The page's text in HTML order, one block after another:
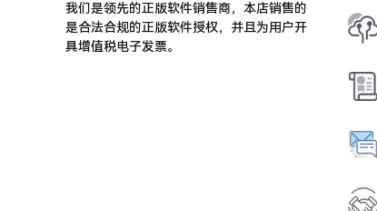
我们是领先的正版软件销售商，本店销售的
是合法合规的正版软件授权，并且为用户开
具增值税电子发票。